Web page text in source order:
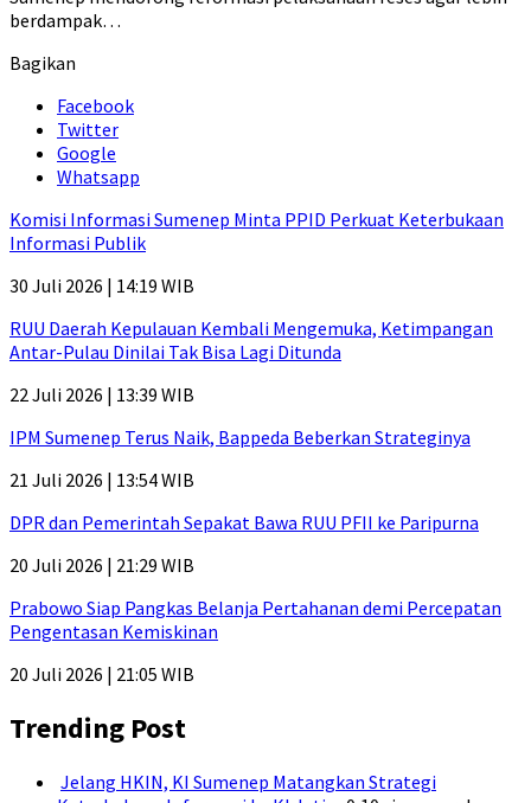
berdampak…
Bagikan
Facebook
Twitter
Google
Whatsapp
Komisi Informasi Sumenep Minta PPID Perkuat Keterbukaan
Informasi Publik
30 Juli 2026 | 14:19 WIB
RUU Daerah Kepulauan Kembali Mengemuka, Ketimpangan
Antar-Pulau Dinilai Tak Bisa Lagi Ditunda
22 Juli 2026 | 13:39 WIB
IPM Sumenep Terus Naik, Bappeda Beberkan Strateginya
21 Juli 2026 | 13:54 WIB
DPR dan Pemerintah Sepakat Bawa RUU PFII ke Paripurna
20 Juli 2026 | 21:29 WIB
Prabowo Siap Pangkas Belanja Pertahanan demi Percepatan
Pengentasan Kemiskinan
20 Juli 2026 | 21:05 WIB
Trending Post
Jelang HKIN, KI Sumenep Matangkan Strategi